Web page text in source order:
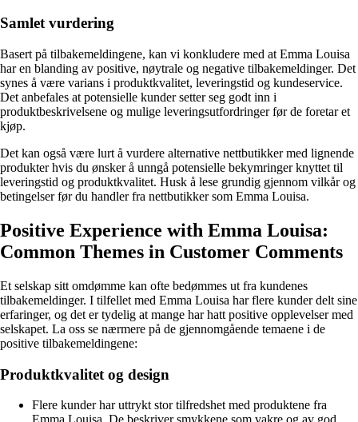
Samlet vurdering
Basert på tilbakemeldingene, kan vi konkludere med at Emma Louisa
har en blanding av positive, nøytrale og negative tilbakemeldinger. Det
synes å være varians i produktkvalitet, leveringstid og kundeservice.
Det anbefales at potensielle kunder setter seg godt inn i
produktbeskrivelsene og mulige leveringsutfordringer før de foretar et
kjøp.
Det kan også være lurt å vurdere alternative nettbutikker med lignende
produkter hvis du ønsker å unngå potensielle bekymringer knyttet til
leveringstid og produktkvalitet. Husk å lese grundig gjennom vilkår og
betingelser før du handler fra nettbutikker som Emma Louisa.
Positive Experience with Emma Louisa:
Common Themes in Customer Comments
Et selskap sitt omdømme kan ofte bedømmes ut fra kundenes
tilbakemeldinger. I tilfellet med Emma Louisa har flere kunder delt sine
erfaringer, og det er tydelig at mange har hatt positive opplevelser med
selskapet. La oss se nærmere på de gjennomgående temaene i de
positive tilbakemeldingene:
Produktkvalitet og design
Flere kunder har uttrykt stor tilfredshet med produktene fra